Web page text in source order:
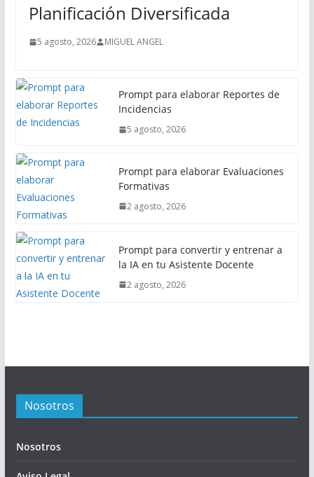
Planificación Diversificada
5 agosto, 2026 MIGUEL ANGEL
Prompt para elaborar Reportes de
Incidencias
5 agosto, 2026
Prompt para elaborar Evaluaciones
Formativas
2 agosto, 2026
Prompt para convertir y entrenar a
la IA en tu Asistente Docente
2 agosto, 2026
Nosotros
Nosotros